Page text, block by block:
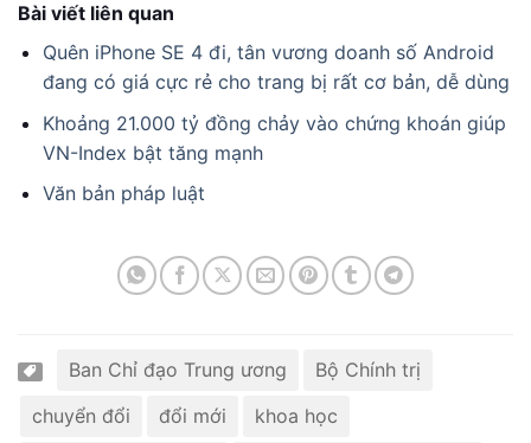
Bài viết liên quan
Quên iPhone SE 4 đi, tân vương doanh số Android
đang có giá cực rẻ cho trang bị rất cơ bản, dễ dùng
Khoảng 21.000 tỷ đồng chảy vào chứng khoán giúp
VN-Index bật tăng mạnh
Văn bản pháp luật
Ban Chỉ đạo Trung ương
Bộ Chính trị
chuyển đổi
đổi mới
khoa học